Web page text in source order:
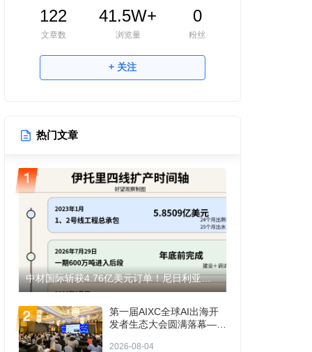
122
文章数
41.5W+
浏览量
0
粉丝
+ 关注
热门文章
中材国际斩获4.76亿美元订单！尼日利亚伊托里水泥产能将翻倍至1200万吨！
第一届AIXC全球AI出海开
发者生态大会圆满落幕——
2026-08-04